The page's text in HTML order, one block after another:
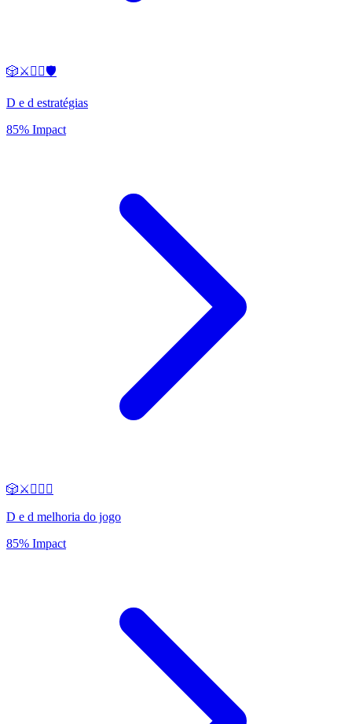
🎲⚔️🧙‍♂️🛡️
D e d estratégias
85% Impact
🎲⚔️🧙‍♂️✨
D e d melhoria do jogo
85% Impact